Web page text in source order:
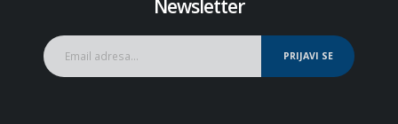
Newsletter
PRIJAVI SE